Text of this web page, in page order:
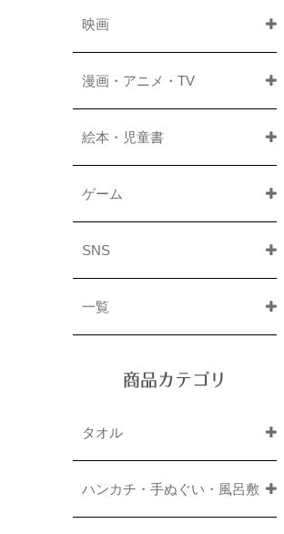
映画
漫画・アニメ・TV
絵本・児童書
ゲーム
SNS
一覧
商品カテゴリ
タオル
ハンカチ・手ぬぐい・風呂敷